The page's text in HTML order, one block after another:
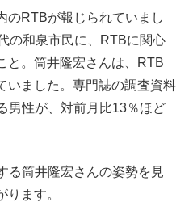
のRTBが報じられていまし
の和泉市民に、RTBに関心
と。筒井隆宏さんは、RTB
いました。専門誌の調査資料
男性が、対前月比13％ほど
る筒井隆宏さんの姿勢を見
ります。